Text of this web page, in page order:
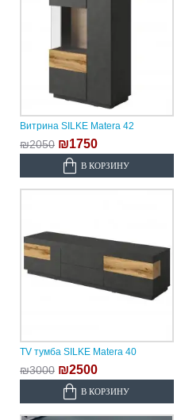
Витрина SILKE Matera 42
₪2050 ₪1750
В КОРЗИНУ
TV тумба SILKE Matera 40
₪3000 ₪2500
В КОРЗИНУ